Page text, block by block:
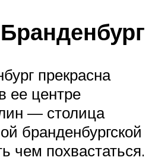
прекрасна
ее центре
— столица
бранденбургской
чем похвастаться.